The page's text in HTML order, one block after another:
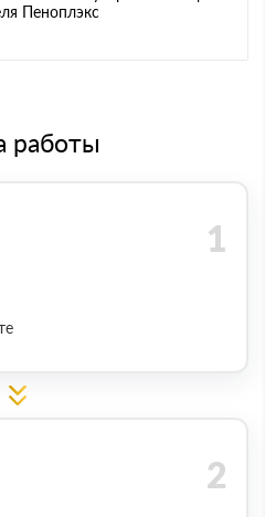
Пеноплэкс
работы